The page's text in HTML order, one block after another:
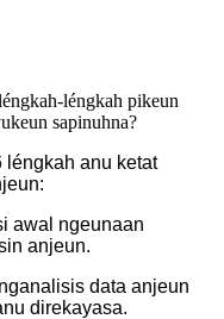
léngkah pikeun
sapinuhna?
léngkah anu ketat
awal ngeunaan
anjeun.
data anjeun
direkayasa.